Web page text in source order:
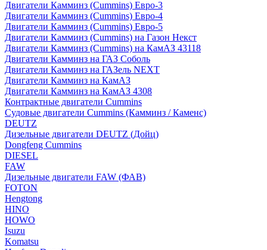
Двигатели Камминз (Cummins) Евро-3
Двигатели Камминз (Cummins) Евро-4
Двигатели Камминз (Cummins) Евро-5
Двигатели Камминз (Cummins) на Газон Некст
Двигатели Камминз (Cummins) на КамАЗ 43118
Двигатели Камминз на ГАЗ Соболь
Двигатели Камминз на ГАЗель NEXT
Двигатели Камминз на КамАЗ
Двигатели Камминз на КамАЗ 4308
Контрактные двигатели Cummins
Судовые двигатели Cummins (Камминз / Каменс)
DEUTZ
Дизельные двигатели DEUTZ (Дойц)
Dongfeng Cummins
DIESEL
FAW
Дизельные двигатели FAW (ФАВ)
FOTON
Hengtong
HINO
HOWO
Isuzu
Komatsu